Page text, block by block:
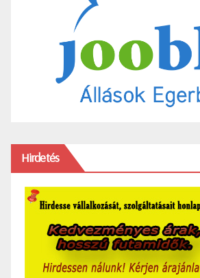
Hirdetés